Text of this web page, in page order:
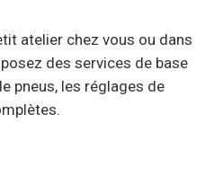
atelier chez vous ou dans
des services de base
pneus, les réglages de